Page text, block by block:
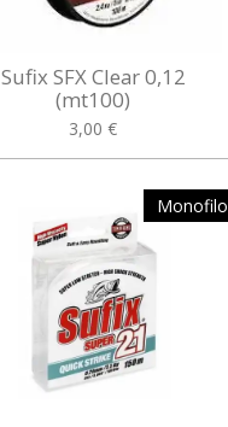
Sufix SFX Clear 0,12
(mt100)
3,00 €
Monofilo